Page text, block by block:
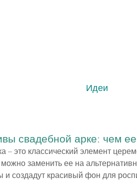
Идеи
свадебной арке: чем
– это классический элемент
заменить ее на
и создадут красивый фон для